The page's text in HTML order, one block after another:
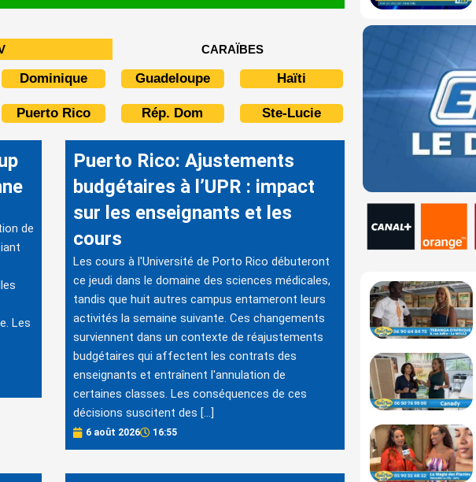
CARAÏBES
Dominique Guadeloupe Haïti
Puerto Rico Rép. Dom Ste-Lucie
de
Les
Puerto Rico: Ajustements
budgétaires à l’UPR : impact
sur les enseignants et les
cours
Les cours à l'Université de Porto Rico débuteront
ce jeudi dans le domaine des sciences médicales,
tandis que huit autres campus entameront leurs
activités la semaine suivante. Ces changements
surviennent dans un contexte de réajustements
budgétaires qui affectent les contrats des
enseignants et entraînent l'annulation de
certaines classes. Les conséquences de ces
décisions suscitent des […]
6 août 2026 16:55